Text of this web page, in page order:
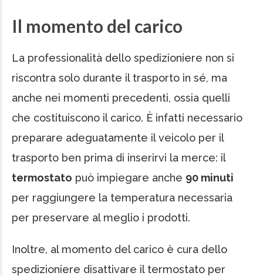
Il momento del carico
La professionalità dello spedizioniere non si
riscontra solo durante il trasporto in sé, ma
anche nei momenti precedenti, ossia quelli
che costituiscono il carico. È infatti necessario
preparare adeguatamente il veicolo per il
trasporto ben prima di inserirvi la merce: il
termostato può impiegare anche 90 minuti
per raggiungere la temperatura necessaria
per preservare al meglio i prodotti.
Inoltre, al momento del carico è cura dello
spedizioniere disattivare il termostato per